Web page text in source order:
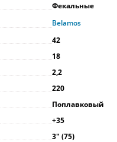
Фекальные
Belamos
42
18
2,2
220
Поплавковый
+35
3ʺ (75)